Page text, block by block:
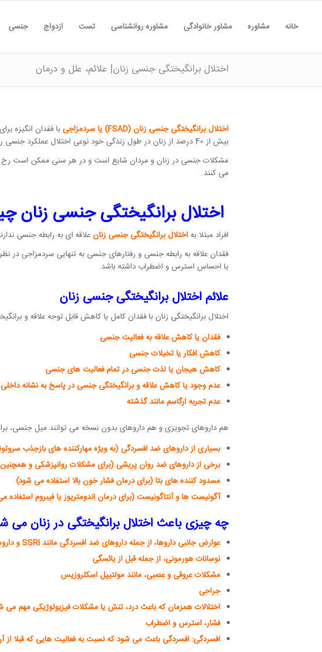
خانه مشاوره مشاور خانوادگی مشاوره روانشناسی تست ازدواج جنسی
اختلال برانگیختگی جنسی زنان| علائم، علل و درمان
اختلال برانگیختگی جنسی زنان (FSAD) یا سردمزاجی
با فقدان انگیزه
بیش از 40 درصد از زنان در طول زندگی خود نوعی اختلال عملکرد جنسی را تجربه می کنند.
می کنند.
اختلال برانگیختگی جنسی زنان
افراد مبتلا بهاختلال برانگیختگی جنسی زنانعلاقه ای به رابطه جنسی
فقدان علاقه به رابطه جنسی و رفتارهای جنسی به تنهایی سردمزاجی در
یا احساس استرس و اضطراب داشته باشد.
علائم اختلال برانگیختگی جنسی زنان
اختلال برانگیختگی زنان با فقدان کامل یا کاهش قابل توجه علاقه و
فقدان یا کاهش علاقه به فعالیت جنسی
کاهش افکار یا تخیلات جنسی
کاهش هیجان یا لذت جنسی در تمام فعالیت های جنسی
عدم وجود یا کاهش علاقه و برانگیختگی جنسی در پاسخ به نشانه
عدم تجربه ارگاسم مانند گذشته
هم داروهای تجویزی و هم داروهای بدون نسخه می توانند میل جنسی،
بسیاری از داروهای ضد افسردگی (به ویژه مهارکننده های بازجذب
برخی از داروهای ضد روان پریشی (برای مشکلات روانپزشکی و
مسدود کننده های بتا (برای درمان فشار خون بالا استفاده می شود)
آگونیست ها و آنتاگونیست (برای درمان اندومتریوز یا فیبروم استفاده
چه چیزی باعث اختلال برانگیختگی در زنان می
عوارض جانبی داروها، از جمله داروهای ضد افسردگی مانند SSRI و داروهای ضد بارداری خوراکی
نوسانات هورمونی، از جمله قبل از یائسگی
مشکلات عروقی و عصبی، مانند مولتیپل اسکلروزیس
جراحی
اختلالات همزمان که باعث درد، تنش یا مشکلات فیزیولوژیکی مهم می
فشار، استرس و اضطراب
افسردگی: افسردگی باعث می شود که نسبت به فعالیت هایی که قبلا